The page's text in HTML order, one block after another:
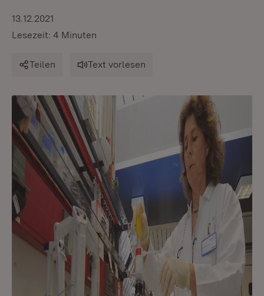
13.12.2021
Lesezeit: 4 Minuten
Teilen Text vorlesen